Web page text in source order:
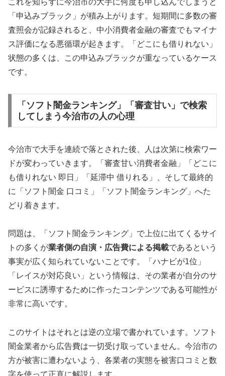
これを知らずに今治市の大手に何度も申し込んでしまうと
「申込みブラック」が積み上がります。短期間に多数の審
査照会が記録されると、中小消費者金融の審査でもマイナ
ス評価になる悪循環が起きます。「どこにも借りれない」
状態の多くは、この申込みブラックが重なっているケース
です。
「ソフト闇金ランキング」「審査甘い」で検索
してしまう今治市の人の心理
今治市で大手を連続で落とされた後、人は次第に検索ワー
ドが変わっていきます。「審査甘い消費者金融」「どこに
も借りれない 即日」「延滞中 借りれる」、そして最終的
に「ソフト闇金 口コミ」「ソフト闇金ランキング」へた
どり着きます。
問題は、「ソフト闇金ランキング」で上位に出てくるサイ
トの多くが業者側の自演・広告費による掲載であるという
事実が広く知られていないことです。「ハナビが1位」
「レイスが対応良い」という情報は、その業者が自分のサ
ービスに誘導するために作ったコンテンツである可能性が
非常に高いです。
このサイトはそれとは逆の立場で書かれています。ソフト
闇金業者から広告費は一切受け取っていません。今治市の
方が被害に遭わないよう、各業者の実態を被害口コミと数
字を使って正直に解説します。